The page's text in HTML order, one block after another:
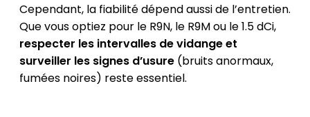
Cependant, la fiabilité dépend aussi de l’entretien.
Que vous optiez pour le R9N, le R9M ou le 1.5 dCi,
respecter les intervalles de vidange et
surveiller les signes d’usure(bruits anormaux,
fumées noires) reste essentiel.